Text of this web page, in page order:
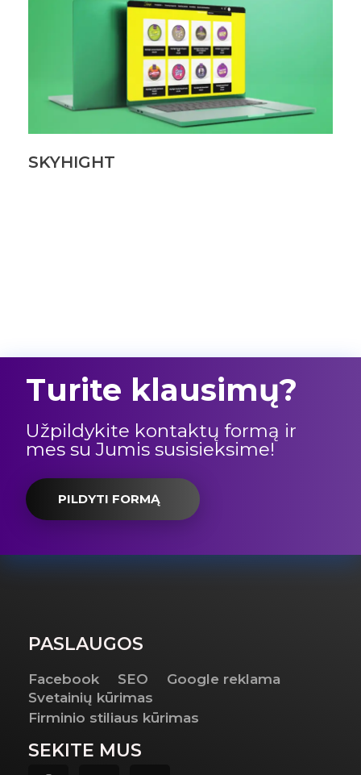
SKYHIGHT
Turite klausimų?
Užpildykite kontaktų formą ir
mes su Jumis susisieksime!
PILDYTI FORMĄ
PASLAUGOS
Facebook SEO
Google reklama
Svetainių kūrimas
Firminio stiliaus kūrimas
SEKITE MUS